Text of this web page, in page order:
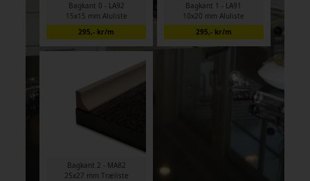
Bagkant 0 - LA92
15x15 mm Aluliste
295,- kr/m
Bagkant 1 - LA91
10x20 mm Aluliste
295,- kr/m
Bagkant 2 - MA82
25x27 mm Træliste